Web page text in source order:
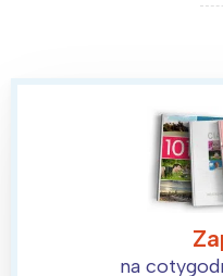
na
Interesują